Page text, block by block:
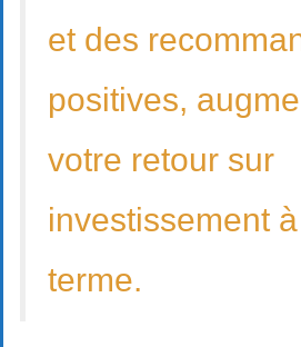
et des
positives,
votre retour sur
investissement
terme.